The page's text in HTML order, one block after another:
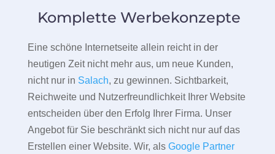
Komplette Werbekonzepte
Eine schöne Internetseite allein reicht in der
heutigen Zeit nicht mehr aus, um neue Kunden,
nicht nur in Salach, zu gewinnen. Sichtbarkeit,
Reichweite und Nutzerfreundlichkeit Ihrer Website
entscheiden über den Erfolg Ihrer Firma. Unser
Angebot für Sie beschränkt sich nicht nur auf das
Erstellen einer Website. Wir, als Google Partner